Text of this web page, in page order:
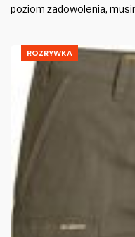
poziom zadowolenia,
ROZRYWKA